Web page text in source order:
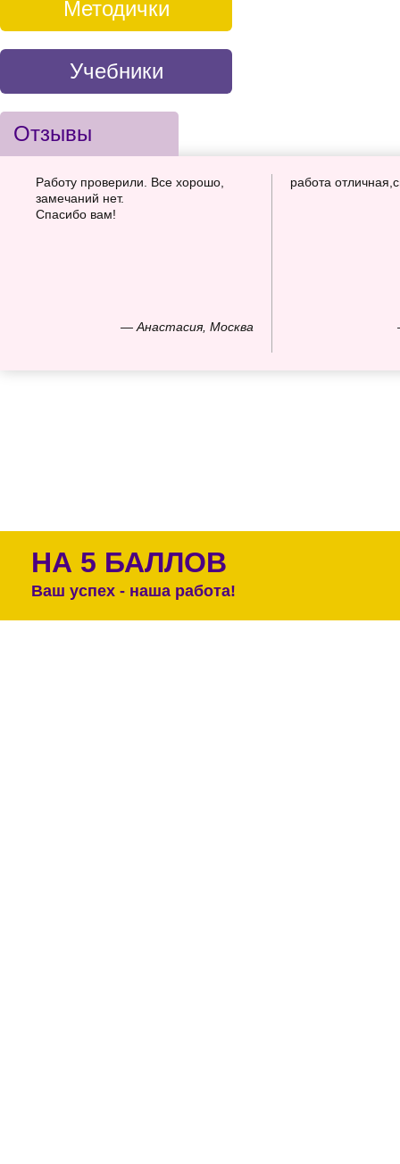
Методички
Учебники
Отзывы
— Анастасия, Москва
Работу проверили. Все хорошо,
замечаний нет.
Спасибо вам!
работа
НА 5 БАЛЛОВ
Ваш успех - наша работа!